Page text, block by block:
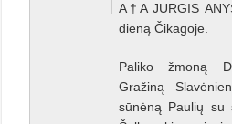
A†A JURGIS
dieną Čikagoje.
Paliko žmoną
Gražiną
sūnėną Paulių su